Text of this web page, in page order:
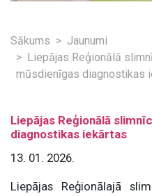
Sākums
Jaunumi
Liepājas Reģionālā
mūsdienīgas diagnostikas
Liepājas Reģionālā
diagnostikas iekārtas
13. 01. 2026.
Liepājas Reģionālajā